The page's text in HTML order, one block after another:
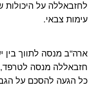
לחזבאללה על
עימות צבאי.
ארה"ב מנסה לתווך בין
חזבאללה מנסה לטרפד,
כל הגעה להסכם על